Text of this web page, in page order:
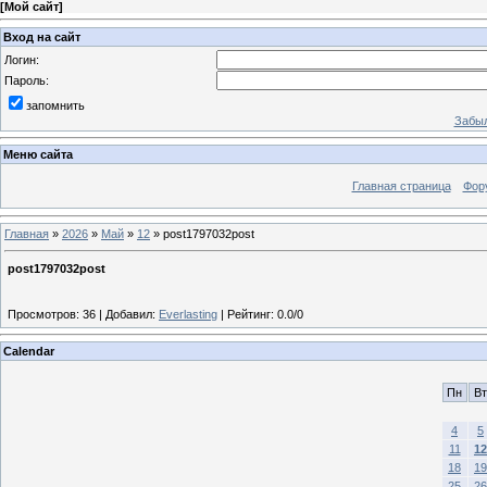
[Мой сайт]
Вход на сайт
Логин:
Пароль:
запомнить
Меню сайта
Главная страница
Главная » 2026 » Май » 12 » post1797032post
post1797032post
Просмотров: 36 | Добавил: Everlasting | Рейтинг: 0.0/0
Calendar
Пн Вт
4
5
11
12
18
19